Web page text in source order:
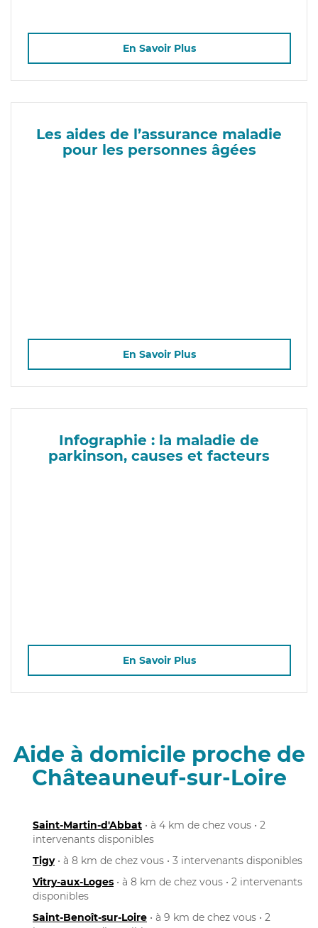
En Savoir Plus
Les aides de l’assurance maladie
pour les personnes âgées
En Savoir Plus
Infographie : la maladie de
parkinson, causes et facteurs
En Savoir Plus
Aide à domicile proche de
Châteauneuf-sur-Loire
Saint-Martin-d'Abbat • à 4 km de chez vous • 2
intervenants disponibles
Tigy• à 8 km de chez vous • 3 intervenants disponibles
Vitry-aux-Loges • à 8 km de chez vous • 2 intervenants
disponibles
Saint-Benoît-sur-Loire • à 9 km de chez vous • 2